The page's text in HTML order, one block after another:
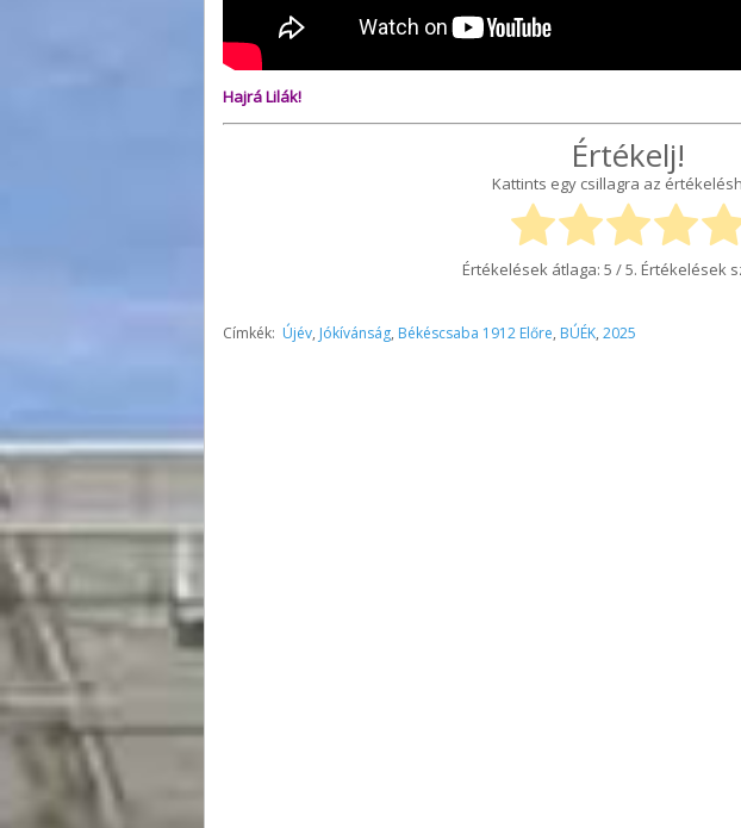
Hajrá Lilák!
Értékelj!
Kattints egy csillagra az
Értékelések átlaga: 5 / 5. Értékelések
Címkék: Újév, Jókívánság, Békéscsaba 1912 Előre, BÚÉK, 2025